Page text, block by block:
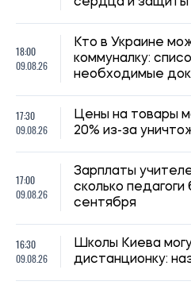
16:00
Сын Байдена
здоровья отца:
09.08.26
Украине
области могут
09.08.26
Сколько нужно
день: ученые
здоровья и
14:30
09.08.26
Врачи объяснили,
включенным
безопасно: кому
навредить